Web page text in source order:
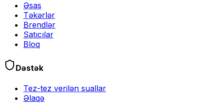
Əsas
Təkərlər
Brendlər
Satıcılar
Bloq
Dəstək
Tez-tez verilən suallar
Əlaqə